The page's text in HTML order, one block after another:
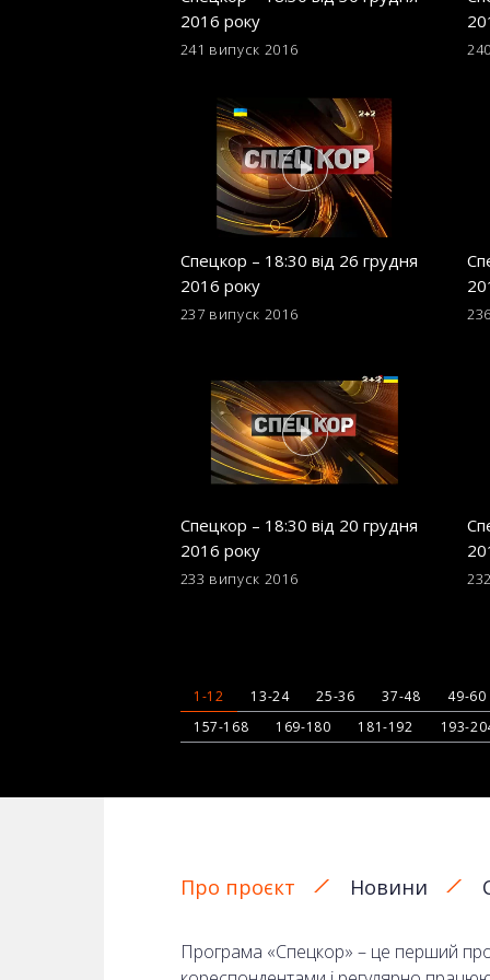
2016 року
241 випуск 2016
Спецкор – 18:30 від 26 грудня
2016 року
237 випуск 2016
Спецкор – 18:30 від 20 грудня
2016 року
233 випуск 2016
1-12 13-24 25-36 37-48 49-60
157-168
169-180 181-192 193-
Про проєкт Новини
Програма «Спецкор» – це перший